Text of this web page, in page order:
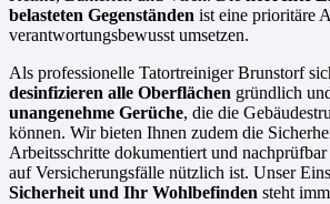
belasteten Gegenständen ist eine prioritäre
verantwortungsbewusst umsetzen.
Als professionelle Tatortreiniger Brunstorf
desinfizieren alle Oberflächen gründlich
unangenehme Gerüche, die die
können. Wir bieten Ihnen zudem die
Arbeitsschritte dokumentiert und
auf Versicherungsfälle nützlich ist. Unser
Sicherheit und Ihr Wohlbefinden steht